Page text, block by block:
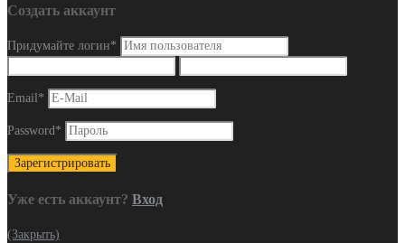
Создать аккаунт
Придумайте логин*
Email*
Password*
Уже есть аккаунт? Вход
(Закрыть)